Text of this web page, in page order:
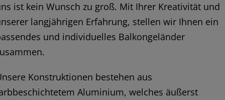
ist kein Wunsch zu groß. Mit Ihrer Kreativität und
langjährigen Erfahrung, stellen wir Ihnen ein
und individuelles Balkongeländer
Konstruktionen bestehen aus
Aluminium, welches äußerst